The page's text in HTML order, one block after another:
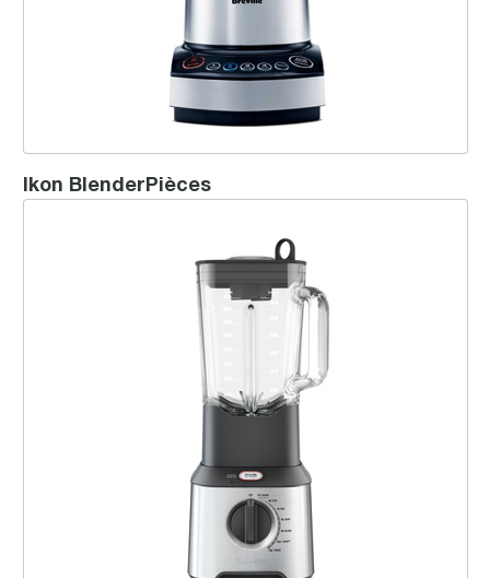
Ikon BlenderPièces
the Hemisphere™Mini Blender